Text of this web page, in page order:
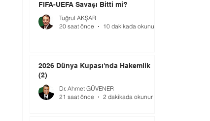
FIFA-UEFA Savaşı Bitti mi?
Tuğrul AKŞAR
20 saat önce
10 dakikada okunur
2026 Dünya Kupası'nda Hakemlik
(2)
Dr. Ahmet GÜVENER
21 saat önce
2 dakikada okunur